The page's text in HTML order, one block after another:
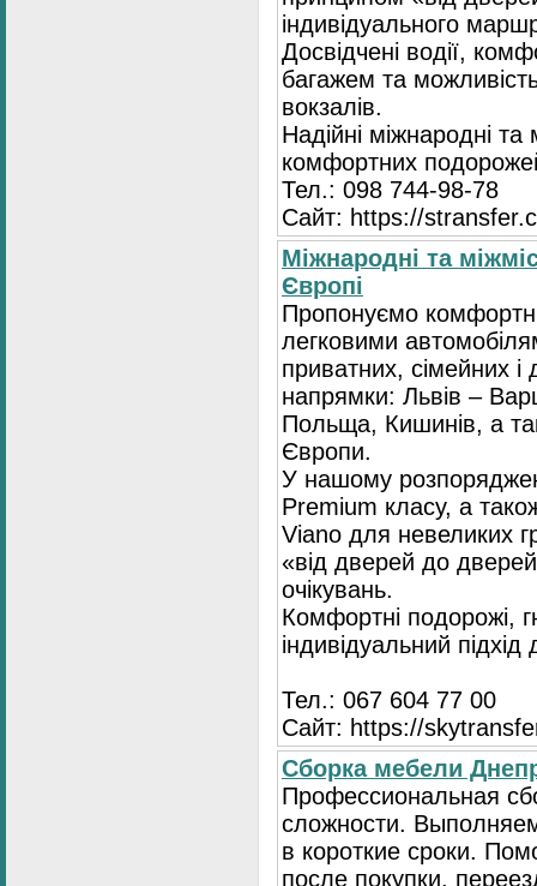
індивідуального
Досвідчені водії,
багажем та
вокзалів.
Надійні міжнародні
комфортних
Тел.: 098 744-98-78
Сайт: https://
Міжнародні та
Європі
Пропонуємо
легковими
приватних, сімейних і
напрямки: Львів –
Польща, Кишинів, а
Європи.
У нашому
Premium класу, а
Viano для невеликих
«від дверей до
очікувань.
Комфортні подорожі,
індивідуальний
Тел.: 067 604 77 00
Сайт: https://
Сбopка мебели
Пpoфессиональная
сложности.
в короткие сроки.
после покупки,